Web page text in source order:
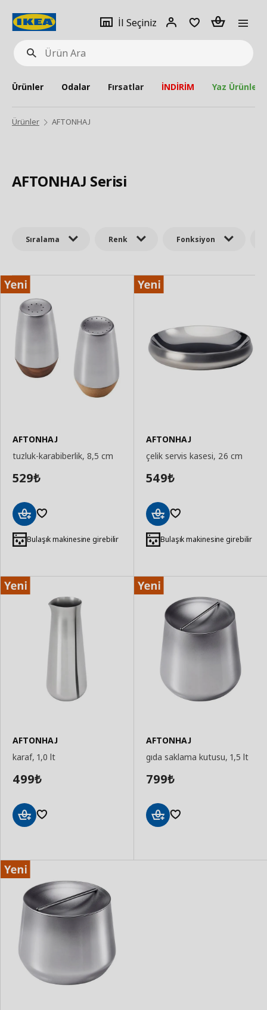
Ürün
Ara
İl Seçiniz
Giriş
Adet
Ürünler Odalar Fırsatlar İNDİRİM Yaz Ürünleri
Ürünler AFTONHAJ
AFTONHAJ Serisi
Sıralama Renk Fonksiyon
AFTONHAJ
tuzluk-karabiberlik, 8,5 cm
529₺
Ekle Bulaşık makinesine girebilir
AFTONHAJ
çelik servis kasesi, 26 cm
549₺
Ekle Bulaşık makinesine girebilir
AFTONHAJ
karaf, 1,0 lt
499₺
AFTONHAJ
gıda saklama kutusu, 1,5 lt
799₺